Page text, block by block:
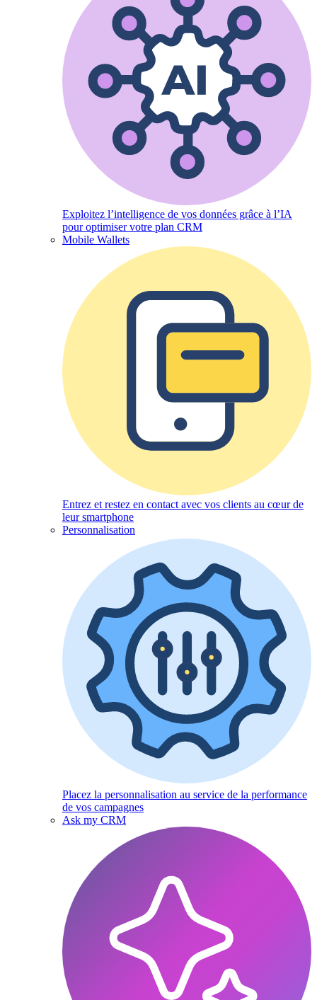
Exploitez l’intelligence de vos données grâce à l’IA
pour optimiser votre plan CRM
Mobile Wallets
Entrez et restez en contact avec vos clients au cœur de
leur smartphone
Personnalisation
Placez la personnalisation au service de la performance
de vos campagnes
Ask my CRM